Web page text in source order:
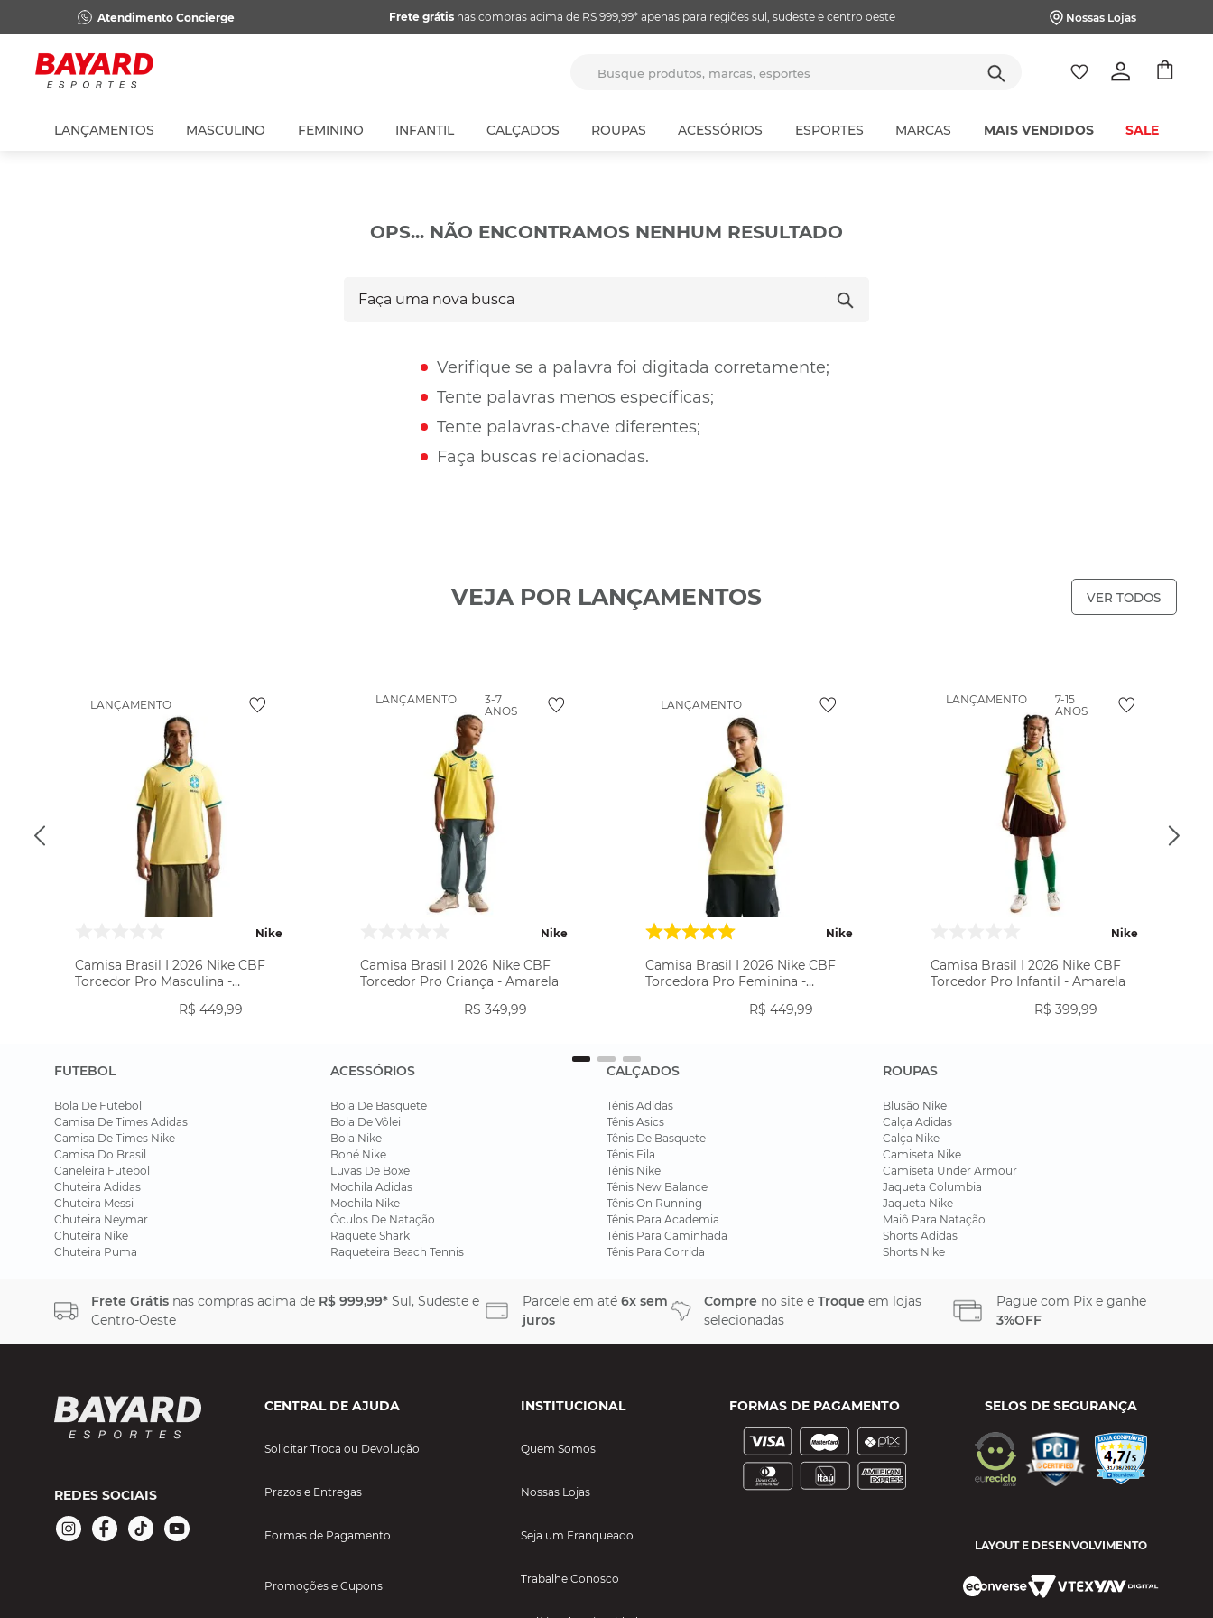
Atendimento Concierge Frete grátisnas compras acima de RS 999,99* apenas para regiões sul, sudeste e centro oeste Nossas Lojas
LANÇAMENTOS MASCULINO FEMININO INFANTIL CALÇADOS ROUPAS ACESSÓRIOS ESPORTES MARCAS MAIS VENDIDOS SALE
OPS... NÃO ENCONTRAMOS NENHUM RESULTADO
Verifique se a palavra foi digitada corretamente;
Tente palavras menos específicas;
Tente palavras-chave diferentes;
Faça buscas relacionadas.
VEJA POR LANÇAMENTOS VER TODOS
LANÇAMENTO
Nike
Camisa Brasil I 2026 Nike CBF
Torcedor Pro Masculina -
R$ 449,99
LANÇAMENTO
3-7
ANOS
Nike
Camisa Brasil I 2026 Nike CBF
Torcedor Pro Criança - Amarela
R$ 349,99
LANÇAMENTO
Nike
Camisa Brasil I 2026 Nike CBF
Torcedora Pro Feminina -
R$ 449,99
LANÇAMENTO
7-15
ANOS
Nike
Camisa Brasil I 2026 Nike CBF
Torcedor Pro Infantil - Amarela
R$ 399,99
FUTEBOL
Bola De Futebol
Camisa De Times Adidas
Camisa De Times Nike
Camisa Do Brasil
Caneleira Futebol
Chuteira Adidas
Chuteira Messi
Chuteira Neymar
Chuteira Nike
Chuteira Puma
ACESSÓRIOS
Bola De Basquete
Bola De Vôlei
Bola Nike
Boné Nike
Luvas De Boxe
Mochila Adidas
Mochila Nike
Óculos De Natação
Raquete Shark
Raqueteira Beach Tennis
CALÇADOS
Tênis Adidas
Tênis Asics
Tênis De Basquete
Tênis Fila
Tênis Nike
Tênis New Balance
Tênis On Running
Tênis Para Academia
Tênis Para Caminhada
Tênis Para Corrida
ROUPAS
Blusão Nike
Calça Adidas
Calça Nike
Camiseta Nike
Camiseta Under Armour
Jaqueta Columbia
Jaqueta Nike
Maiô Para Natação
Shorts Adidas
Shorts Nike
Frete Grátis nas compras acima de R$ 999,99* Sul, Sudeste e
Centro-Oeste
Parcele em até 6x sem
juros
Compre no site e Troque em lojas
selecionadas
Pague com Pix e ganhe
3%OFF
REDES SOCIAIS
CENTRAL DE AJUDA
Solicitar Troca ou Devolução
Prazos e Entregas
Formas de Pagamento
Promoções e Cupons
INSTITUCIONAL
Quem Somos
Nossas Lojas
Seja um Franqueado
Trabalhe Conosco
FORMAS DE PAGAMENTO SELOS DE SEGURANÇA
LAYOUT E DESENVOLVIMENTO